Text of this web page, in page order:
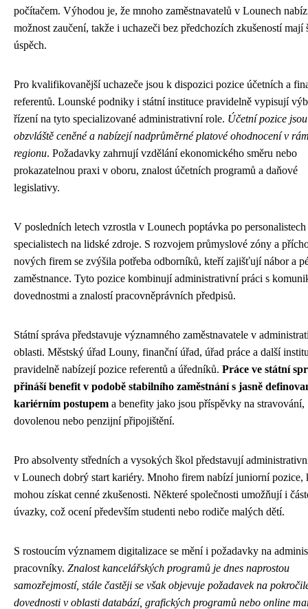
počítačem. Výhodou je, že mnoho zaměstnavatelů v Lounech
možnost zaučení, takže i uchazeči bez předchozích zkušeností mají
úspěch.
Pro kvalifikovanější uchazeče jsou k dispozici pozice účetních a
referentů. Lounské podniky i státní instituce pravidelně vypisují
řízení na tyto specializované administrativní role. Účetní pozice jsou
obzvláště ceněné a nabízejí nadprůměrné platové ohodnocení v
regionu. Požadavky zahrnují vzdělání ekonomického směru nebo
prokazatelnou praxi v oboru, znalost účetních programů a daňové
legislativy.
V posledních letech vzrostla v Lounech poptávka po personalistech
specialistech na lidské zdroje. S rozvojem průmyslové zóny a
nových firem se zvýšila potřeba odborníků, kteří zajišťují nábor a
zaměstnance. Tyto pozice kombinují administrativní práci s
dovednostmi a znalostí pracovněprávních předpisů.
Státní správa představuje významného zaměstnavatele v
oblasti. Městský úřad Louny, finanční úřad, úřad práce a další
pravidelně nabízejí pozice referentů a úředníků. Práce ve státní
přináší benefit v podobě stabilního zaměstnání s jasně
kariérním postupem a benefity jako jsou příspěvky na stravování,
dovolenou nebo penzijní připojištění.
Pro absolventy středních a vysokých škol představují
v Lounech dobrý start kariéry. Mnoho firem nabízí juniorní pozice,
mohou získat cenné zkušenosti. Některé společnosti umožňují i
úvazky, což ocení především studenti nebo rodiče malých dětí.
S rostoucím významem digitalizace se mění i požadavky na
pracovníky. Znalost kancelářských programů je dnes naprostou
samozřejmostí, stále častěji se však objevuje požadavek na
dovednosti v oblasti databází, grafických programů nebo online